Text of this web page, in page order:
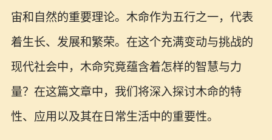
宙和自然的重要理论。木命作为五行之一，代表
着生长、发展和繁荣。在这个充满变动与挑战的
现代社会中，木命究竟蕴含着怎样的智慧与力
量？在这篇文章中，我们将深入探讨木命的特
性、应用以及其在日常生活中的重要性。